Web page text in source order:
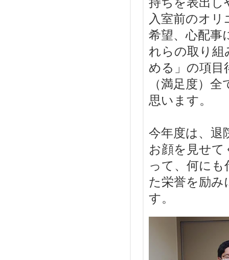
入室前のオ
希望、心配事
れらの取り組
める」の項目
（満足度）
思います。
今年度は、退
お顔を見せ
って、何に
た栄誉を励み
す。